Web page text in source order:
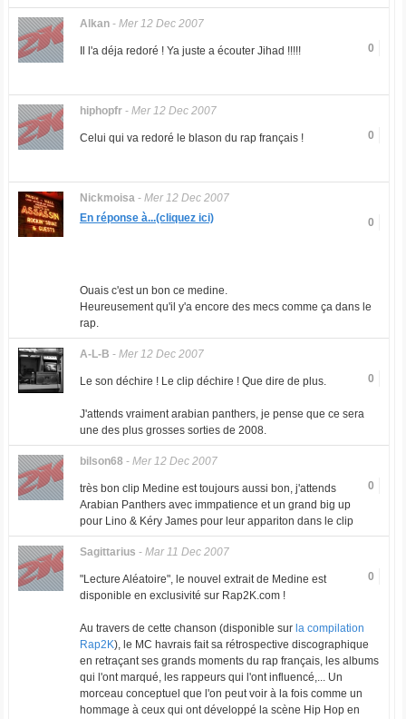
Alkan- Mer 12 Dec 2007
0
Il l'a déja redoré ! Ya juste a écouter Jihad !!!!!
hiphopfr- Mer 12 Dec 2007
0
Celui qui va redoré le blason du rap français !
Nickmoisa- Mer 12 Dec 2007
0
En réponse à...(cliquez ici)
Ouais c'est un bon ce medine.
Heureusement qu'il y'a encore des mecs comme ça dans le
rap.
A-L-B - Mer 12 Dec 2007
0
Le son déchire ! Le clip déchire ! Que dire de plus.
J'attends vraiment arabian panthers, je pense que ce sera
une des plus grosses sorties de 2008.
bilson68 - Mer 12 Dec 2007
0
très bon clip Medine est toujours aussi bon, j'attends
Arabian Panthers avec immpatience et un grand big up
pour Lino & Kéry James pour leur appariton dans le clip
Sagittarius - Mar 11 Dec 2007
0
"Lecture Aléatoire", le nouvel extrait de Medine est
disponible en exclusivité sur Rap2K.com !
Au travers de cette chanson (disponible sur la compilation
Rap2K), le MC havrais fait sa rétrospective discographique
en retraçant ses grands moments du rap français, les albums
qui l'ont marqué, les rappeurs qui l'ont influencé,... Un
morceau conceptuel que l'on peut voir à la fois comme un
hommage à ceux qui ont développé la scène Hip Hop en